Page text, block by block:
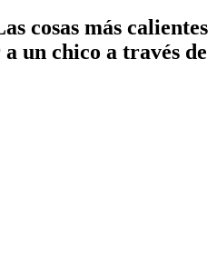
cosas más calientes
un chico a través de